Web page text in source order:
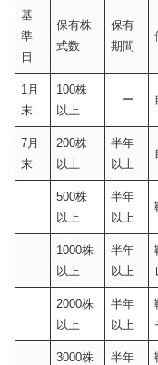
基
準
日
保有株
式数
保有
期間
1月
末
100株
以上
ー
7月
末
200株
以上
半年
以上
500株
以上
半年
以上
1000株
以上
半年
以上
2000株
以上
半年
以上
3000株
半年